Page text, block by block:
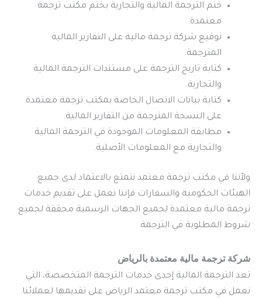
ختم الترجمة المالية والتجارية بختم مكتب ترجمة
معتمدة.
توقيع شركة ترجمة مالية على التقارير المالية
المترجمة.
كتابة تاريخ الترجمة على مستندات الترجمة المالية
والتجارية.
كتابة بيانات الاتصال الخاصة بمكتب ترجمة معتمدة
على النسخة المترجمة من التقارير المالية.
مطابقة المعلومات الموجودة في الترجمة المالية
والتجارية مع المعلومات الأصلية.
ولأننا في مكتب ترجمة معتمد نتمتع بالاعتماد لدى جميع
الهيئات الحكومية والسفارات فإننا نعمل على تقديم خدمات
ترجمة مالية معتمدة لجميع الجهات الرسمية محققة لجميع
شروط المطلوبة في الترجمة
شركة ترجمة مالية معتمدة بالرياض
تعد الترجمة المالية إحدى خدمات الترجمة المتخصصة، التي
نعمل في مكتب ترجمة معتمد الرياض على تقديمها لعملائنا.